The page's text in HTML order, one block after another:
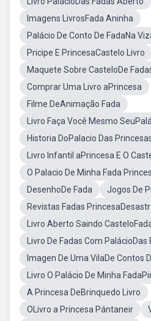
Imagens LivrosFada Aninha
Palácio De Conto De FadaNa
Pricipe E PrincesaCastelo Livro
Maquete Sobre CasteloDe
Comprar Uma Livro aPrincesa
Filme DeAnimação Fada
Livro Faça Você Mesmo
Historia DoPalacio Das
Livro Infantil aPrincesa E O
O Palacio De Minha Fada
DesenhoDe Fada
Jogos De
Revistas Fadas
Livro Aberto Saindo
Livro De Fadas Com
Imagen De Uma VilaDe Contos
Livro O Palácio De Minha
A Princesa DeBrinquedo Livro
OLivro a Princesa Pántaneir